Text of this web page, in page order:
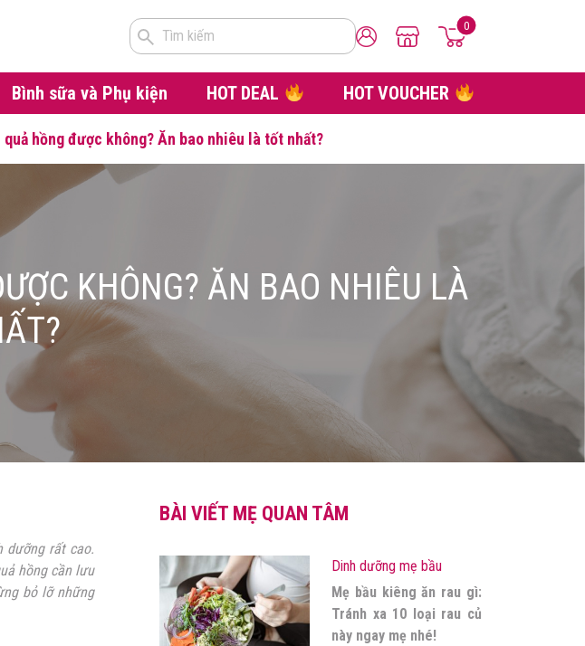
Tìm kiếm
0
Bình sữa và Phụ kiện HOT DEAL HOT VOUCHER
quả hồng được không? Ăn bao nhiêu là tốt nhất?
KHÔNG? ĂN BAO NHIÊU LÀ
dưỡng rất cao.
hồng cần lưu
bỏ lỡ những
BÀI VIẾT MẸ QUAN TÂM
Dinh dưỡng mẹ bầu
Mẹ bầu kiêng ăn rau gì:
Tránh xa 10 loại rau củ
này ngay mẹ nhé!